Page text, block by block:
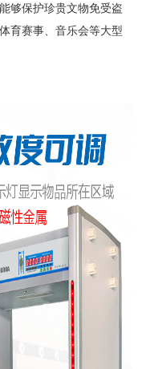
够保护珍贵文物免受盗
育赛事、音乐会等大型